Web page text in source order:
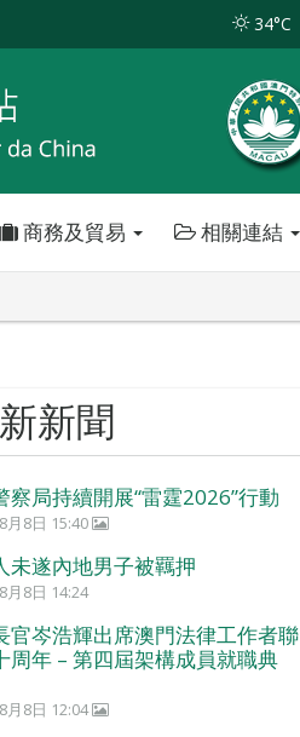
34°C
商務及貿易 相關連結
新聞
察局持續開展“雷霆2026”行動
月8日 15:40
未遂內地男子被羈押
月8日 14:24
官岑浩輝出席澳門法律工作者聯
周年 – 第四屆架構成員就職典
月8日 12:04